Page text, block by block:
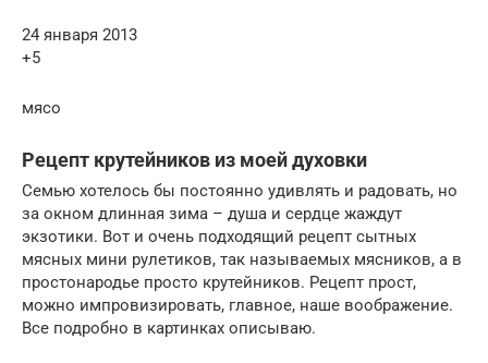
24 января 2013
+5
мясо
Рецепт крутейников из моей духовки
Семью хотелось бы постоянно удивлять и радовать, но
за окном длинная зима – душа и сердце жаждут
экзотики. Вот и очень подходящий рецепт сытных
мясных мини рулетиков, так называемых мясников, а в
простонародье просто крутейников. Рецепт прост,
можно импровизировать, главное, наше воображение.
Все подробно в картинках описываю.